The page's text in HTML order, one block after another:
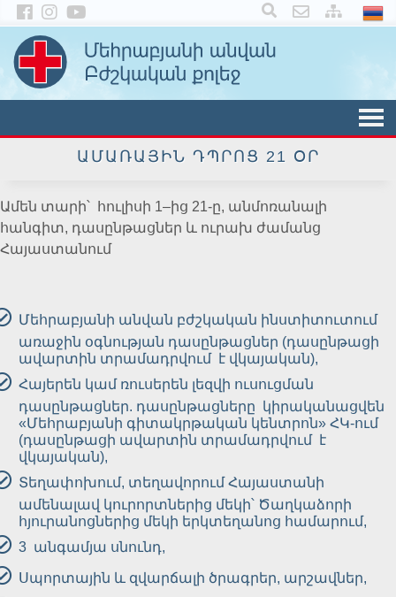
×
ԱՄԱՌԱՅԻՆ ԴՊՐՈՑ 21 ՕՐ
Ամեն տարի՝ հուլիսի 1–ից 21-ը, անմոռանալի
հանգիտ, դասընթացներ և ուրախ ժամանց
Հայաստանում
Մեհրաբյանի անվան բժշկական ինստիտուտում
առաջին օգնության դասընթացներ (դասընթացի
ավարտին տրամադրվում է վկայական),
Հայերեն կամ ռուսերեն լեզվի ուսուցման
դասընթացներ. դասընթացները կիրականացվեն
«Մեհրաբյանի գիտակրթական կենտրոն» ՀԿ-ում
(դասընթացի ավարտին տրամադրվում է
վկայական),
Տեղափոխում, տեղավորում Հայաստանի
ամենալավ կուրորտներից մեկի՝ Ծաղկաձորի
հյուրանոցներից մեկի երկտեղանոց համարում,
3 անգամյա սնունդ,
Սպորտային և զվարճալի ծրագրեր, արշավներ,